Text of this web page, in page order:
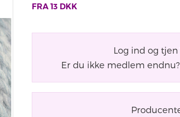
FRA 13 DKK
Log ind og
Er du ikke medlem endnu?